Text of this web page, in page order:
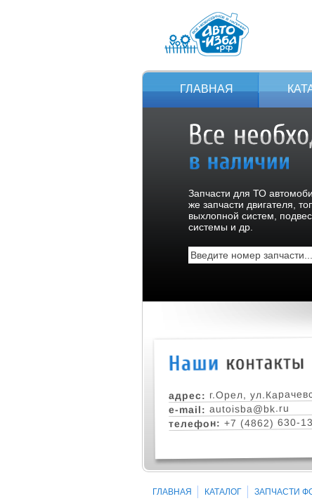
ГЛАВНАЯ
Запчасти для ТО
же запчасти двигателя,
выхлопной систем,
системы и др.
адрес: г.Орел,
e-mail: autoisba@bk.ru
телефон: +7 (4862) 630-
ГЛАВНАЯ КАТАЛОГ ЗАПЧАСТИ